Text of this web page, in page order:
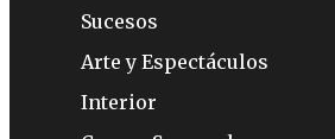
Sucesos
Arte y Espectáculos
Interior